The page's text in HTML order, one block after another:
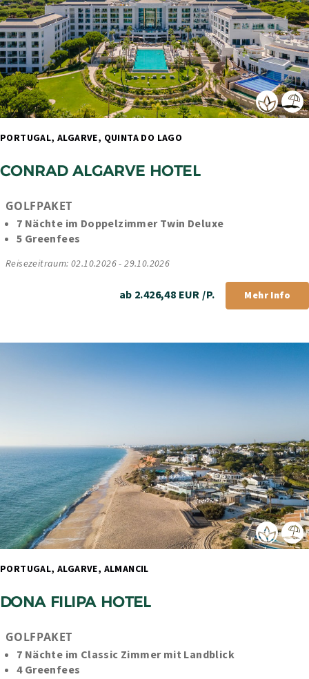
CONRAD ALGARVE HOTEL
GOLFPAKET
7 Nächte im Doppelzimmer Twin Deluxe
5 Greenfees
Reisezeitraum: 02.10.2026 - 29.10.2026
ab 2.426,48 EUR /P. Mehr Info
DONA FILIPA HOTEL
GOLFPAKET
7 Nächte im Classic Zimmer mit Landblick
4 Greenfees